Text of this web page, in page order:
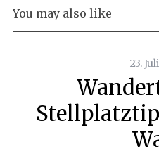
You may also like
23.